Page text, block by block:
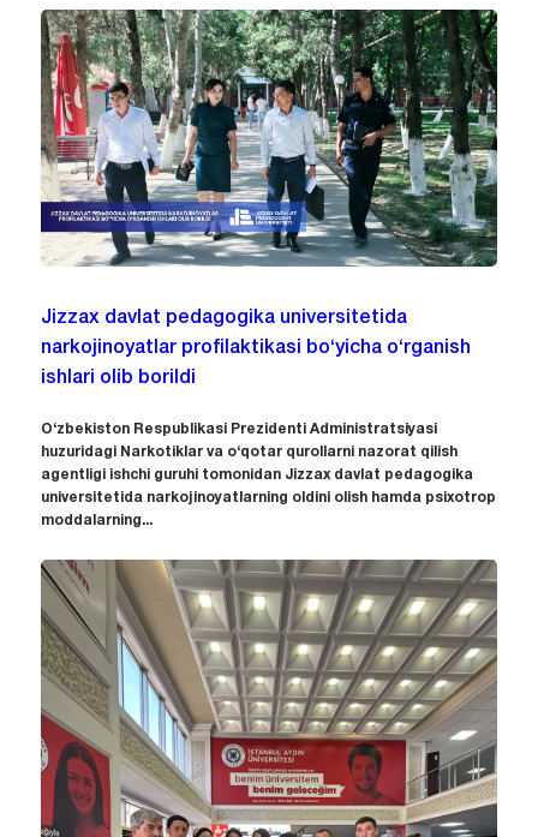
Jizzax davlat pedagogika universitetida
narkojinoyatlar profilaktikasi bo‘yicha o‘rganish
ishlari olib borildi
O‘zbekiston Respublikasi Prezidenti Administratsiyasi
huzuridagi Narkotiklar va o‘qotar qurollarni nazorat qilish
agentligi ishchi guruhi tomonidan Jizzax davlat pedagogika
universitetida narkojinoyatlarning oldini olish hamda psixotrop
moddalarning...